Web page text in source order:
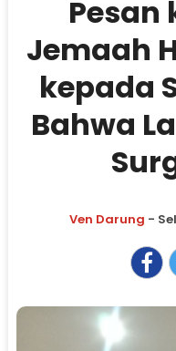
Pesan
Jemaah
kepada
Bahwa
Ven Darung -